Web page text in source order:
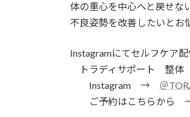
体の重心を中心へと戻せな
不良姿勢を改善したいとお
Instagramにてセルフケア
トラディサポート 整体
Instagram → ＠
ご予約はこちらから